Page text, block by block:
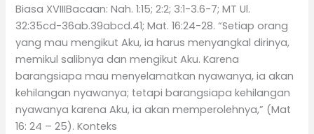
Biasa XVIIIBacaan: Nah. 1:15; 2:2; 3:1-3.6-7; MT Ul.
32:35cd-36ab.39abcd.41; Mat. 16:24-28. “Setiap orang
yang mau mengikut Aku, ia harus menyangkal dirinya,
memikul salibnya dan mengikut Aku. Karena
barangsiapa mau menyelamatkan nyawanya, ia akan
kehilangan nyawanya; tetapi barangsiapa kehilangan
nyawanya karena Aku, ia akan memperolehnya,” (Mat
16: 24 – 25). Konteks